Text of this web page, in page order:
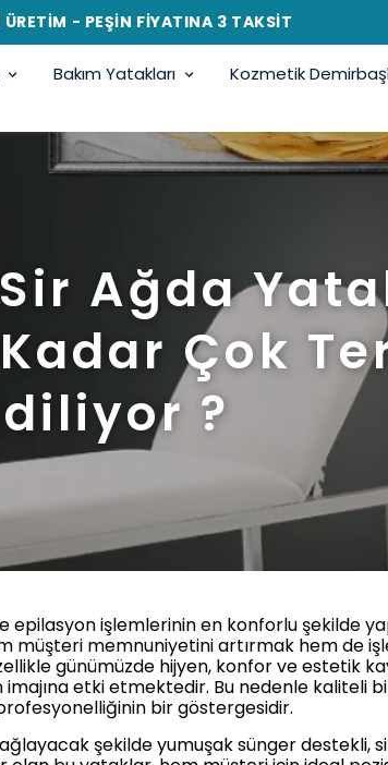
ÜRETİM - PEŞİN FİYATINA 3 TAKSİT
Bakım Yatakları
Kozmetik
Ağda
Çok
?
epilasyon işlemlerinin en konforlu şekilde
müşteri memnuniyetini artırmak hem de
günümüzde hijyen, konfor ve estetik
etki etmektedir. Bu nedenle kaliteli
bir göstergesidir.
şekilde yumuşak sünger destekli,